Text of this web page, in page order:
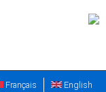
English
Français